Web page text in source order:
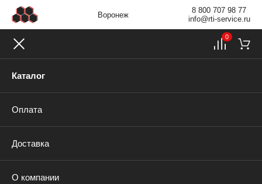
Воронеж
8 800 707 98 77
info@rti-service.ru
Каталог
Оплата
Доставка
О компании
0